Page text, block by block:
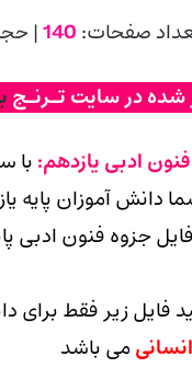
صفحات: 140
|
در سایت تـرنـج
ادبی یازدهم: با
دانش آموزان پایه
جزوه فنون ادبی
فایل زیر فقط برای
می باشد